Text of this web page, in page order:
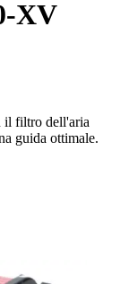
XV
il filtro dell'aria
guida ottimale.